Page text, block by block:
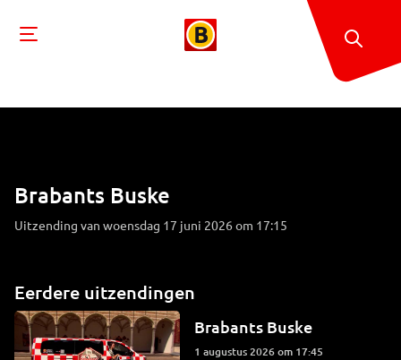
Brabants Buske
Uitzending van woensdag 17 juni 2026 om 17:15
Eerdere uitzendingen
Brabants Buske
1 augustus 2026 om 17:45